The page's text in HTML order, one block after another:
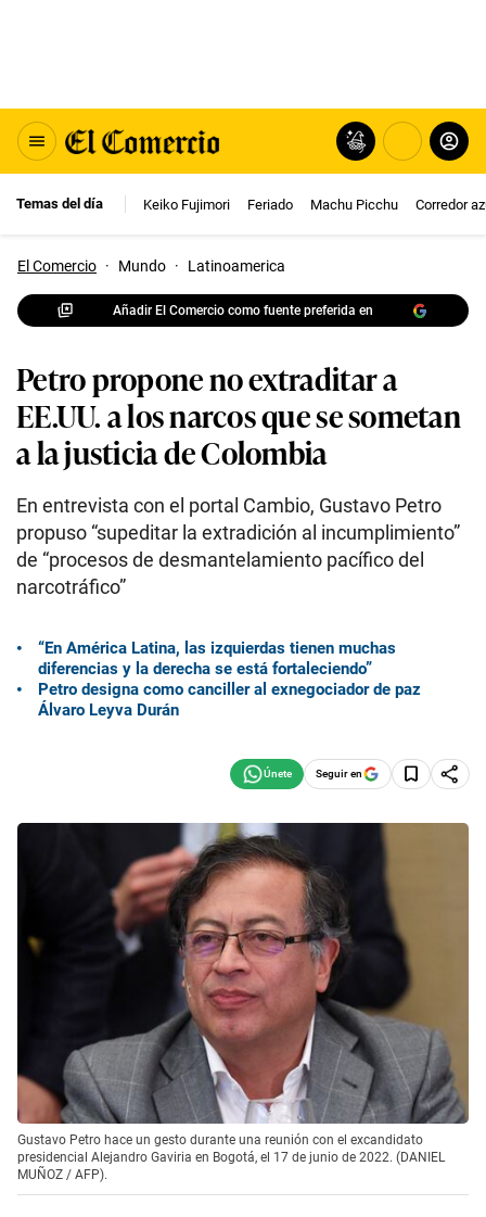
Temas del día Keiko Fujimori Feriado Machu Picchu Corredor
El Comercio · Mundo · Latinoamerica
Añadir El Comercio como fuente preferida en
Petro propone no extraditar a
EE.UU. a los narcos que se sometan
a la justicia de Colombia
En entrevista con el portal Cambio, Gustavo Petro
propuso “supeditar la extradición al incumplimiento”
de “procesos de desmantelamiento pacífico del
narcotráfico”
“En América Latina, las izquierdas tienen muchas
diferencias y la derecha se está fortaleciendo”
Petro designa como canciller al exnegociador de paz
Álvaro Leyva Durán
Seguir en
Gustavo Petro hace un gesto durante una reunión con el excandidato
presidencial Alejandro Gaviria en Bogotá, el 17 de junio de 2022. (DANIEL
MUÑOZ / AFP).